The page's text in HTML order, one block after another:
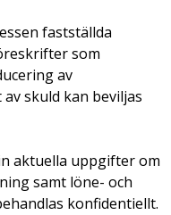
fastställda
som
av
skuld kan beviljas
aktuella uppgifter om
samt löne- och
konfidentiellt.